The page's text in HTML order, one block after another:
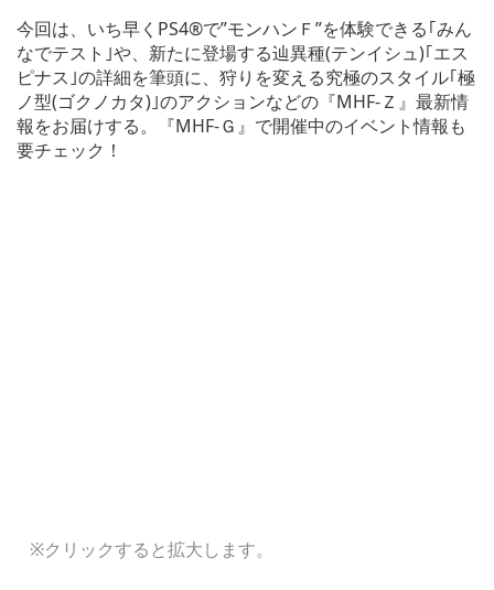
今回は、いち早くPS4®で”モンハンＦ”を体験できる｢みん
なでテスト｣や、新たに登場する辿異種(テンイシュ)｢エス
ピナス｣の詳細を筆頭に、狩りを変える究極のスタイル｢極
ノ型(ゴクノカタ)｣のアクションなどの『MHF-Ｚ』最新情
報をお届けする。『MHF-Ｇ』で開催中のイベント情報も
要チェック！
※クリックすると拡大します。